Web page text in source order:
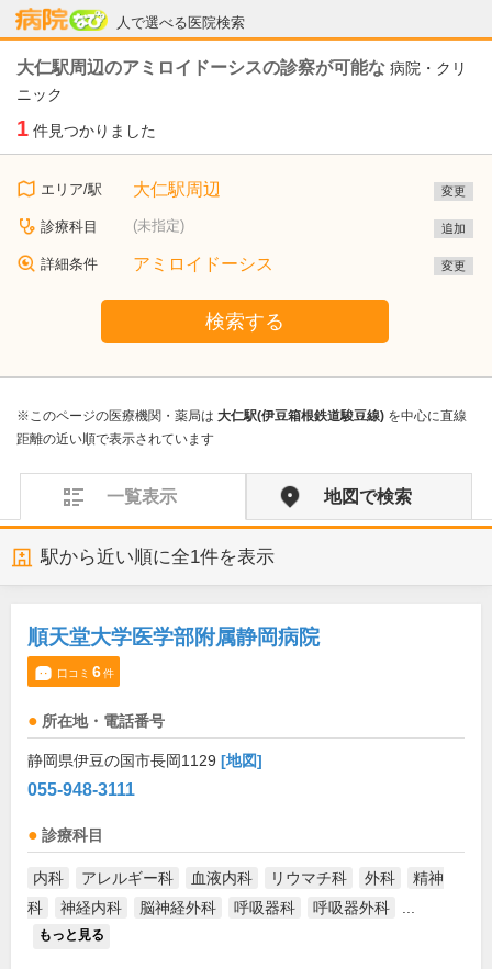
人で選べる医院検索
病院なび
大仁駅周辺のアミロイドーシスの診察が可能な 病院・クリ
ニック
1 件見つかりました
エリア/駅 大仁駅周辺 変更
診療科目 (未指定) 追加
詳細条件 アミロイドーシス 変更
検索する
※このページの医療機関・薬局は 大仁駅(伊豆箱根鉄道駿豆線) を中心に直線
距離の近い順で表示されています
一覧表示 地図で検索
駅から近い順に全1件を表示
順天堂大学医学部附属静岡病院
口コミ 6件
所在地・電話番号
静岡県伊豆の国市長岡1129 [地図]
055-948-3111
診療科目
内科 アレルギー科 血液内科 リウマチ科 外科
精神
科
神経内科 脳神経外科 呼吸器科 呼吸器外科
もっと見る